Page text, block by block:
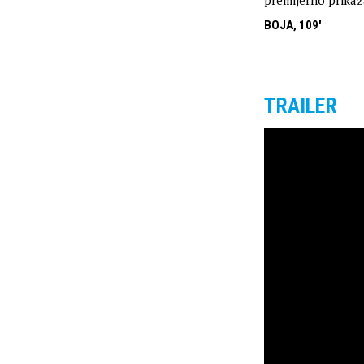
BOJA, 109'
TRAILER